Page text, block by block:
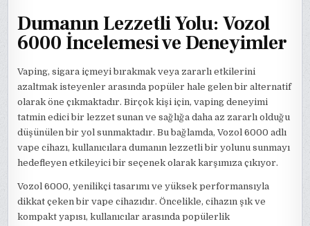
Dumanın Lezzetli Yolu: Vozol
6000 İncelemesi ve Deneyimler
Vaping, sigara içmeyi bırakmak veya zararlı etkilerini
azaltmak isteyenler arasında popüler hale gelen bir alternatif
olarak öne çıkmaktadır. Birçok kişi için, vaping deneyimi
tatmin edici bir lezzet sunan ve sağlığa daha az zararlı olduğu
düşünülen bir yol sunmaktadır. Bu bağlamda, Vozol 6000 adlı
vape cihazı, kullanıcılara dumanın lezzetli bir yolunu sunmayı
hedefleyen etkileyici bir seçenek olarak karşımıza çıkıyor.
Vozol 6000, yenilikçi tasarımı ve yüksek performansıyla
dikkat çeken bir vape cihazıdır. Öncelikle, cihazın şık ve
kompakt yapısı, kullanıcılar arasında popülerlik